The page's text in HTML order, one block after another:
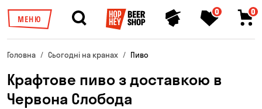
МЕНЮ
0 0
Головна Сьогодні на кранах Пиво
Крафтове пиво з доставкою в
Червона Слобода